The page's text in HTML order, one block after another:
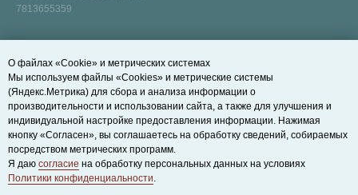
7813655359
Развивающие занятия на суше
Записаться на пробное занятие
Как нас найти
БЛОГ
Договор оферты
Правила действия и возврата
абонементов
Политика конфиденциальности
Cookie-файлы
О файлах «Cookie» и метрических системах
Мы используем файлы «Cookies» и метрические системы
(Яндекс.Метрика) для сбора и анализа информации о
производительности и использовании сайта, а также для улучшения и
индивидуальной настройке предоставления информации. Нажимая
кнопку «Согласен», вы соглашаетесь на обработку сведений, собираемых
посредством метрических программ.
Я даю согласие на обработку персональных данных на условиях
Политики конфиденциальности.